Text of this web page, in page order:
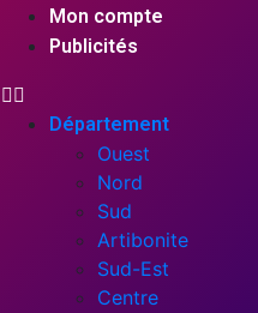
Mon compte
Publicités
Département
Ouest
Nord
Sud
Artibonite
Sud-Est
Centre